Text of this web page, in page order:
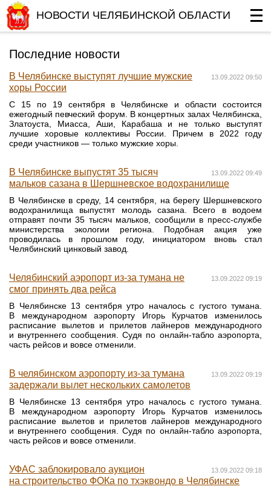
НОВОСТИ ЧЕЛЯБИНСКОЙ ОБЛАСТИ
Последние новости
13.09.2022 09:50
В Челябинске выступят лучшие мужские
хоры России
С 15 по 19 сентября в Челябинске и области состоится
ежегодный певческий форум. В концертных залах Челябинска,
Златоуста, Миасса, Аши, Карабаша и не только выступят
лучшие хоровые коллективы России. Причем в 2022 году
среди участников — только мужские хоры.
13.09.2022 09:49
В Челябинске выпустят 35 тысяч
мальков сазана в Шершневское водохранилище
В Челябинске в среду, 14 сентября, на берегу Шершневского
водохранилища выпустят молодь сазана. Всего в водоем
отправят почти 35 тысяч мальков, сообщили в пресс-службе
министерства экологии региона. Подобная акция уже
проводилась в прошлом году, инициатором вновь стал
Челябинский цинковый завод.
13.09.2022 09:19
Челябинский аэропорт из‑за тумана не
смог принять два рейса
В Челябинске 13 сентября утро началось с густого тумана.
В международном аэропорту Игорь Курчатов изменилось
расписание вылетов и прилетов лайнеров международного
и внутреннего сообщения. Судя по онлайн-табло аэропорта,
часть рейсов и вовсе отменили.
13.09.2022 09:19
В челябинском аэропорту из-за тумана
задержали вылет нескольких самолетов
В Челябинске 13 сентября утро началось с густого тумана.
В международном аэропорту Игорь Курчатов изменилось
расписание вылетов и прилетов лайнеров международного
и внутреннего сообщения. Судя по онлайн-табло аэропорта,
часть рейсов и вовсе отменили.
13.09.2022 09:18
УФАС заблокировало аукцион
на строительство ФОКа по тхэквондо в Челябинске